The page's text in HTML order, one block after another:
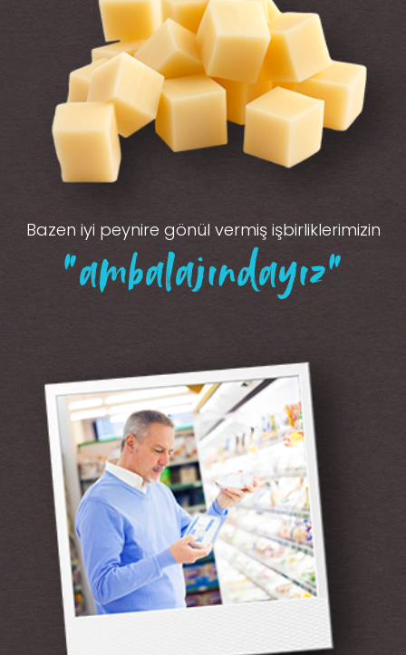
Bazen iyi peynire gönül vermiş işbirliklerimizin
“ambalajındayız”